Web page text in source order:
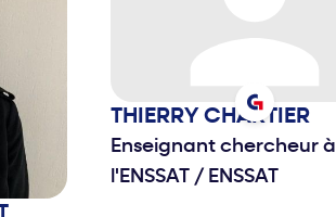
THIERRY CHARTIER
Enseignant chercheur à
l'ENSSAT / ENSSAT